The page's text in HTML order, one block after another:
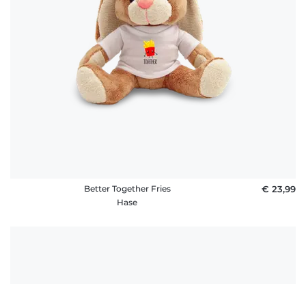
Better Together Fries
Hase
€ 23,99